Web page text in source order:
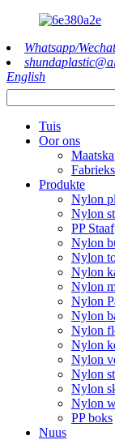
Whatsapp/
English
Tuis
Oor ons
Produkte
Nylon
Nylon
PP Staaf
Nylon
Nylon
Nylon
Nylon
Nylon
Nylon
Nylon
Nylon
Nylon
Nylon
Nylon
Nylon
PP boks
Nuus